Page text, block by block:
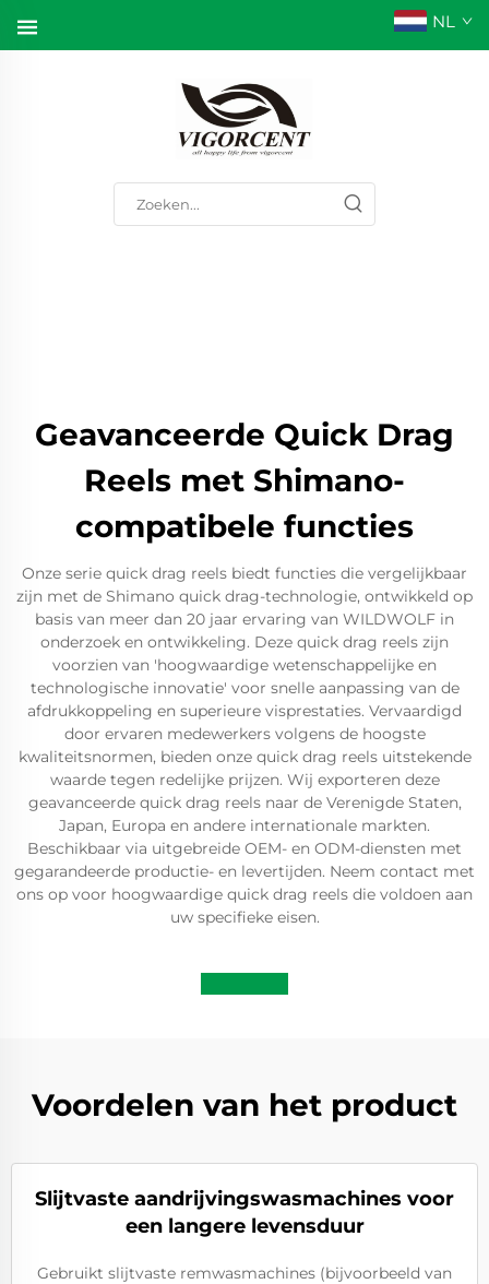
NL
Geavanceerde Quick Drag
Reels met Shimano-
compatibele functies
Onze serie quick drag reels biedt functies die vergelijkbaar
zijn met de Shimano quick drag-technologie, ontwikkeld op
basis van meer dan 20 jaar ervaring van WILDWOLF in
onderzoek en ontwikkeling. Deze quick drag reels zijn
voorzien van 'hoogwaardige wetenschappelijke en
technologische innovatie' voor snelle aanpassing van de
afdrukkoppeling en superieure visprestaties. Vervaardigd
door ervaren medewerkers volgens de hoogste
kwaliteitsnormen, bieden onze quick drag reels uitstekende
waarde tegen redelijke prijzen. Wij exporteren deze
geavanceerde quick drag reels naar de Verenigde Staten,
Japan, Europa en andere internationale markten.
Beschikbaar via uitgebreide OEM- en ODM-diensten met
gegarandeerde productie- en levertijden. Neem contact met
ons op voor hoogwaardige quick drag reels die voldoen aan
uw specifieke eisen.
Voordelen van het product
Slijtvaste aandrijvingswasmachines voor
een langere levensduur
Gebruikt slijtvaste remwasmachines (bijvoorbeeld van